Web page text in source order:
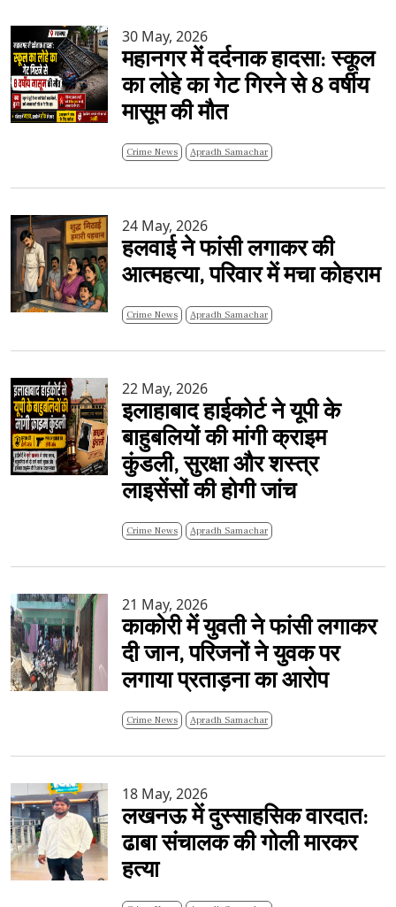
30 May, 2026
महानगर में दर्दनाक हादसा: स्कूल
का लोहे का गेट गिरने से 8 वर्षीय
मासूम की मौत
Crime News Apradh Samachar
24 May, 2026
हलवाई ने फांसी लगाकर की
आत्महत्या, परिवार में मचा कोहराम
Crime News Apradh Samachar
22 May, 2026
इलाहाबाद हाईकोर्ट ने यूपी के
बाहुबलियों की मांगी क्राइम
कुंडली, सुरक्षा और शस्त्र
लाइसेंसों की होगी जांच
Crime News Apradh Samachar
21 May, 2026
काकोरी में युवती ने फांसी लगाकर
दी जान, परिजनों ने युवक पर
लगाया प्रताड़ना का आरोप
Crime News Apradh Samachar
18 May, 2026
लखनऊ में दुस्साहसिक वारदात:
ढाबा संचालक की गोली मारकर
हत्या